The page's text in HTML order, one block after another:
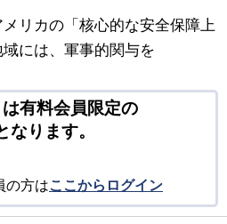
リカの「核心的な安全保障上
には、軍事的関与を
有料会員限定の
なります。
の方はここからログイン